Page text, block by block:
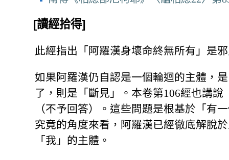
[讀經拾得]
此經指出「阿羅漢身壞命終無所有」是
如果阿羅漢仍自認是一個輪迴的主體，
了，則是「斷見」。本卷第106經也講
（不予回答）。這些問題是根基於「有
究竟的角度來看，阿羅漢已經徹底解脫
「我」的主體。